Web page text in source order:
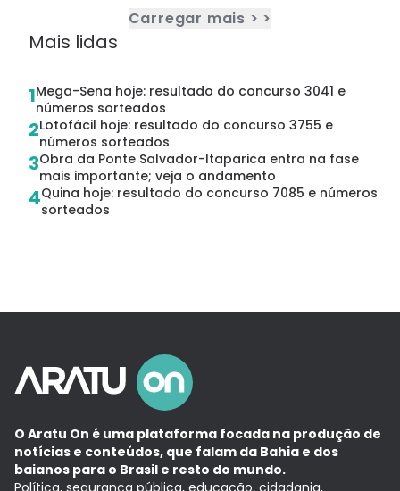
Carregar mais > >
Mais lidas
1Mega-Sena hoje: resultado do concurso 3041 e
números sorteados
2Lotofácil hoje: resultado do concurso 3755 e
números sorteados
3Obra da Ponte Salvador-Itaparica entra na fase
mais importante; veja o andamento
4Quina hoje: resultado do concurso 7085 e números
sorteados
O Aratu On é uma plataforma focada na produção de
notícias e conteúdos, que falam da Bahia e dos
baianos para o Brasil e resto do mundo.
Política, segurança pública, educação, cidadania,